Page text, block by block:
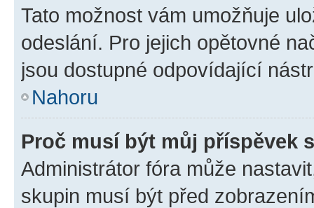
Tato možnost vám umožňuje
odeslání. Pro jejich opětovné
jsou dostupné odpovídající
Nahoru
Proč musí být můj příspěvek
Administrátor fóra může
skupin musí být před